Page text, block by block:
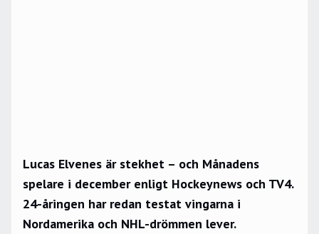
Lucas Elvenes är stekhet – och Månadens
spelare i december enligt Hockeynews och TV4.
24-åringen har redan testat vingarna i
Nordamerika och NHL-drömmen lever.